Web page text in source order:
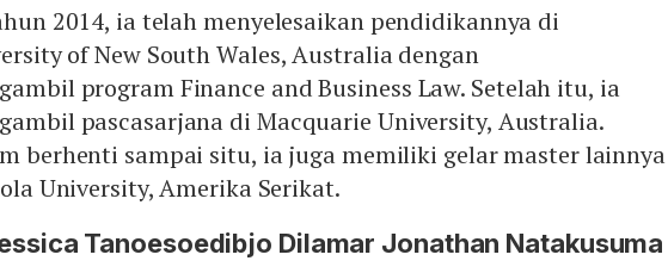
2014, ia telah menyelesaikan pendidikannya di
of New South Wales, Australia dengan
program Finance and Business Law. Setelah itu, ia
pascasarjana di Macquarie University, Australia.
berhenti sampai situ, ia juga memiliki gelar master lainnya
University, Amerika Serikat.
Tanoesoedibjo Dilamar Jonathan Natakusuma